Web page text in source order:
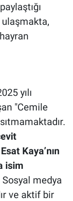
ulaşmakta,
yılı
"Cemile
Kaya’nın
isim
Sosyal medya
ve aktif bir